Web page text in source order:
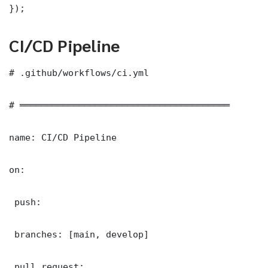
});
CI/CD Pipeline
# .github/workflows/ci.yml
# ═══════════════════════════════════════
name: CI/CD Pipeline
on:
push:
branches: [main, develop]